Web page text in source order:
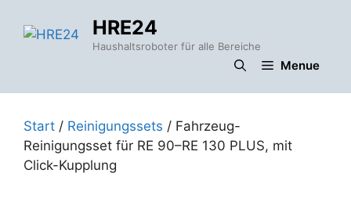
Inhalt
HRE24
Haushaltsroboter für alle Bereiche
Menue
Start / Reinigungssets / Fahrzeug-
Reinigungsset für RE 90–RE 130 PLUS, mit
Click-Kupplung